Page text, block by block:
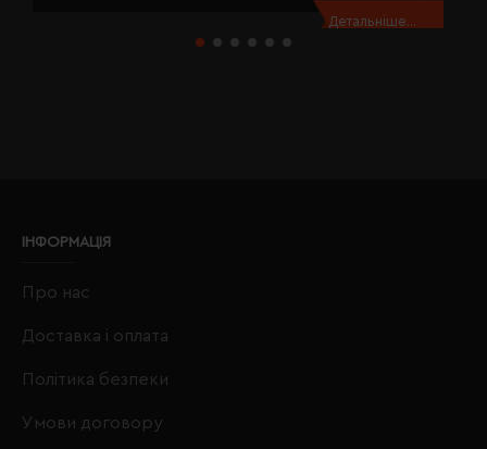
Детальніше...
ІНФОРМАЦІЯ
Про нас
Доставка і оплата
Політика безпеки
Умови договору